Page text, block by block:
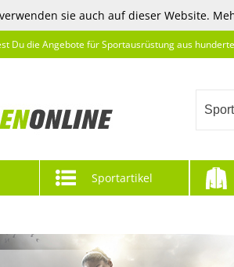
sie auch auf dieser Website.
Du die Angebote für Sportausrüstung aus
Sportartikel